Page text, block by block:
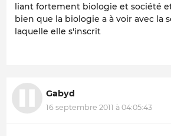
liant fortement biologie et société
bien que la biologie a à voir avec la
laquelle elle s'inscrit
Gabyd
16 septembre 2011 à 04:05:43